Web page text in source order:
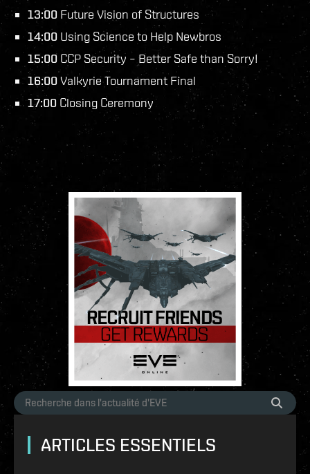
13:00 Future Vision of Structures
14:00 Using Science to Help Newbros
15:00 CCP Security – Better Safe than Sorry!
16:00Valkyrie Tournament Final
17:00 Closing Ceremony
ARTICLES ESSENTIELS